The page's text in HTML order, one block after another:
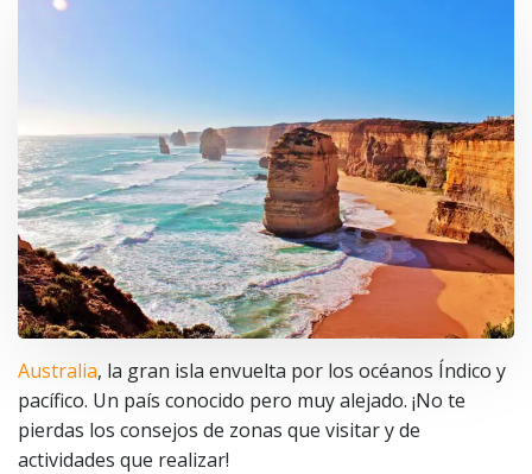
Australia, la gran isla envuelta por los océanos Índico y
pacífico. Un país conocido pero muy alejado. ¡No te
pierdas los consejos de zonas que visitar y de
actividades que realizar!